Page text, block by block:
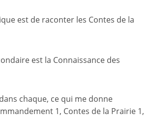
est de raconter les Contes de la
est la Connaissance des
chaque, ce qui me donne
1, Contes de la Prairie 1,